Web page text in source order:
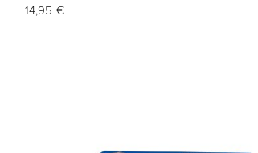
14,95 €